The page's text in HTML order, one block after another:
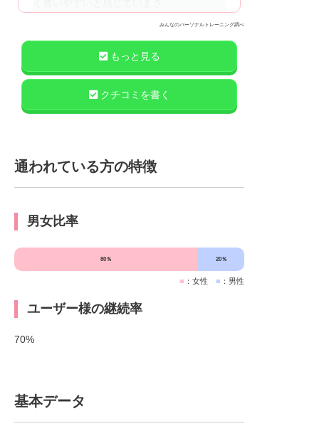
みんなのパーソナルトレーニング調べ
もっと見る
クチコミを書く
通われている方の特徴
男女比率
80％ 20％
■ ：女性 ■ ：男性
ユーザー様の継続率
70%
基本データ